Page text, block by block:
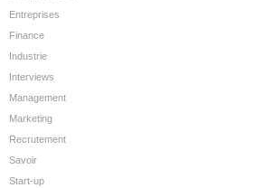
Entreprises
Finance
Industrie
Interviews
Management
Marketing
Recrutement
Savoir
Start-up